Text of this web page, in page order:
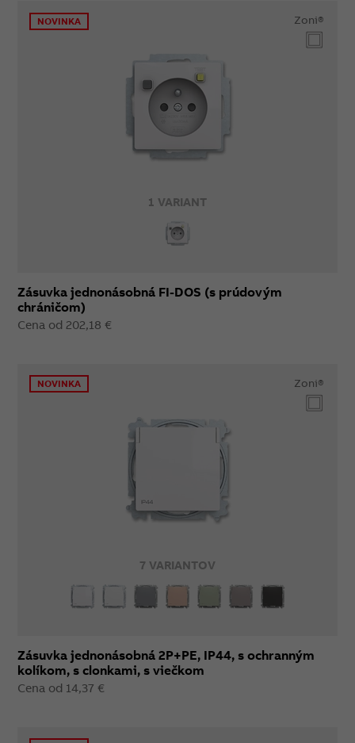
1 VARIANT
NOVINKA Zoni®
Zásuvka jednonásobná FI-DOS (s prúdovým
chráničom)
Cena od 202,18 €
7 VARIANTOV
NOVINKA Zoni®
Zásuvka jednonásobná 2P+PE, IP44, s ochranným
kolíkom, s clonkami, s viečkom
Cena od 14,37 €